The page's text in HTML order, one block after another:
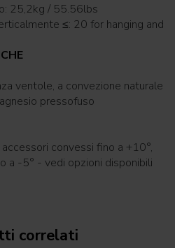
25,2kg / 55.56lbs
≤: 20 for hanging and
senza ventole, a convezione naturale
in magnesio pressofuso
a -5° - vedi opzioni disponibili
correlati